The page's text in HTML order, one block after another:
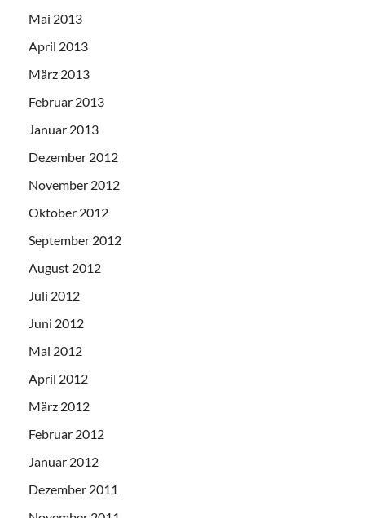
Mai 2013
April 2013
März 2013
Februar 2013
Januar 2013
Dezember 2012
November 2012
Oktober 2012
September 2012
August 2012
Juli 2012
Juni 2012
Mai 2012
April 2012
März 2012
Februar 2012
Januar 2012
Dezember 2011